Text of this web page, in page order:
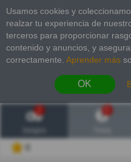
Usamos cookies y
realzar tu experiencia de
terceros para proporcionar
contenido y anuncios, y
correctamente. Aprender más
OK
2